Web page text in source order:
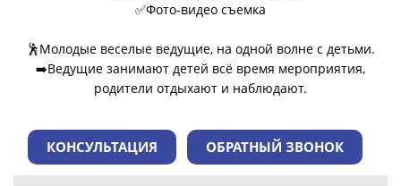
✅Фото-видео съемка
🕺Молодые веселые ведущие, на одной волне с детьми.
➡️Ведущие занимают детей всё время мероприятия,
родители отдыхают и наблюдают.
КОНСУЛЬТАЦИЯ ОБРАТНЫЙ ЗВОНОК